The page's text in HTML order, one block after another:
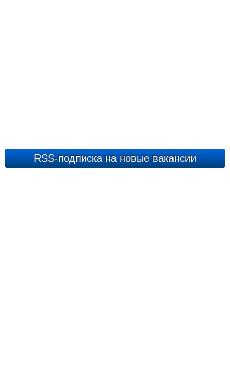
RSS-подписка на новые вакансии